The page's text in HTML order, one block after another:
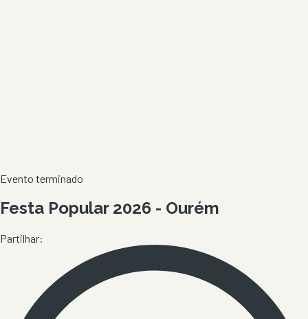
Evento terminado
Festa Popular 2026 - Ourém
Partilhar: